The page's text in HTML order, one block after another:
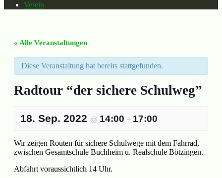
Verein
« Alle Veranstaltungen
Diese Veranstaltung hat bereits stattgefunden.
Radtour “der sichere Schulweg”
18. Sep. 2022 @ 14:00 – 17:00
Wir zeigen Routen für sichere Schulwege mit dem Fahrrad,
zwischen Gesamtschule Buchheim u. Realschule Bötzingen.
Abfahrt voraussichtlich 14 Uhr.